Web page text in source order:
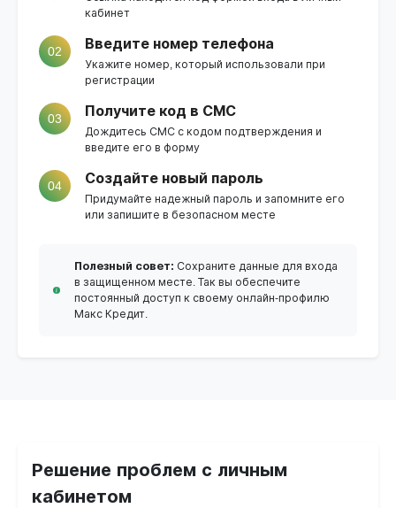
кабинет
02 Введите номер телефона
Укажите номер, который использовали при
регистрации
03 Получите код в СМС
Дождитесь СМС с кодом подтверждения и
введите его в форму
04 Создайте новый пароль
Придумайте надежный пароль и запомните его
или запишите в безопасном месте
Полезный совет: Сохраните данные для входа
в защищенном месте. Так вы обеспечите
постоянный доступ к своему онлайн-профилю
Макс Кредит.
Решение проблем с личным
кабинетом